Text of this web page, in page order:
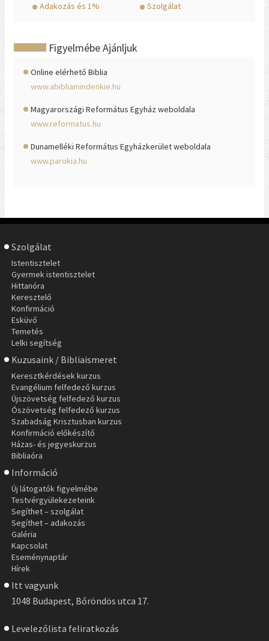
Adakozás és 1% Szolgálat
Figyelmébe Ajánljuk
Online elérhető Biblia
www.abibliamindenkie.hu
Magyarországi Református Egyház weboldala
www.reformatus.hu
Dunamelléki Református Egyházkerület weboldala
www.parokia.hu
Szolgálat
Istentisztelet
Gyermek istentisztelet
Hittanóra
Keresztelő
Konfirmáció
Esküvő
Temetés
Lelki segítség
Kuzusaink / Bibliaismeret
Keresztkérdések kurzus
Evangélium felfedező kurzus
Újszövetség felfedező kurzus
Ószövetség felfedező kurzus
Szabadság Krisztusban kurzus
Konfirmáció előkészítő
Házas- és jegyeskurzus
Bibliaóra
Információ
Új látogatók figyelmébe
Testvérgyülekezeteink
Segíthet – szolgálat
Segíthet – adakozás
Galéria
Kapcsolat
Eseménynaptár
Hírek
Itt vagyunk
1048 Budapest, Bőröndös utca 17.
Levelezőlista feliratkozás